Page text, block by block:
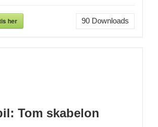
her 90Downloads
Tom skabelon